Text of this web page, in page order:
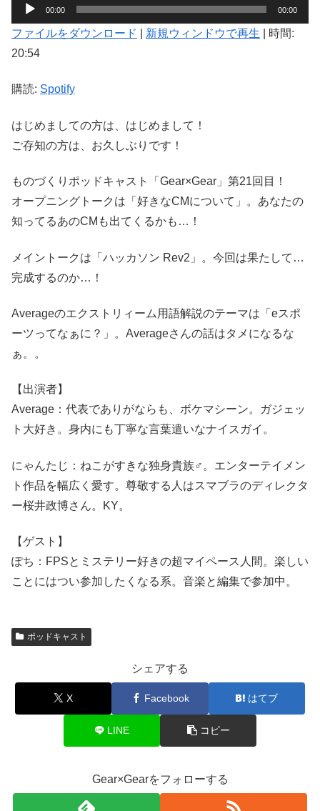
声
ー
ー
00:00 00:00
ファイルをダウンロード 新規ウィンドウで再生
時間:
20:54
購読: Spotify
はじめましての方は、はじめまして！
ご存知の方は、お久しぶりです！
ものづくりポッドキャスト「Gear×Gear」第21回目！
オープニングトークは「好きなCMについて」。あなたの
知ってるあのCMも出てくるかも…！
メイントークは「ハッカソン Rev2」。今回は果たして…
完成するのか…！
Averageのエクストリィーム用語解説のテーマは「eスポ
ーツってなぁに？」。Averageさんの話はタメになるな
ぁ。。
【出演者】
Average：代表でありがならも、ボケマシーン。ガジェッ
ト大好き。身内にも丁寧な言葉遣いなナイスガイ。
にゃんたじ：ねこがすきな独身貴族♂。エンターテイメン
ト作品を幅広く愛す。尊敬する人はスマブラのディレクタ
ー桜井政博さん。KY。
【ゲスト】
ぽち：FPSとミステリー好きの超マイペース人間。楽しい
ことにはつい参加したくなる系。音楽と編集で参加中。
ポッドキャスト
シェアする
X Facebook はてブ
LINE コピー
Gear×Gearをフォローする